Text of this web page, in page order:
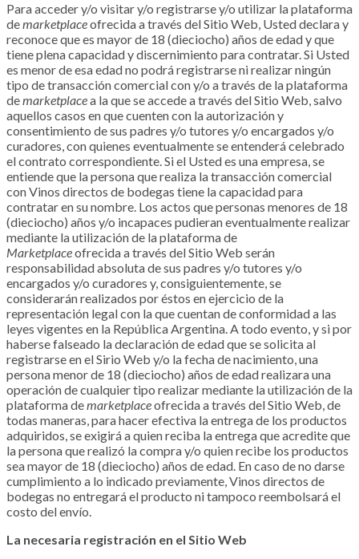
Para acceder y/o visitar y/o registrarse y/o utilizar la plataforma
demarketplaceofrecida a través del Sitio Web, Usted declara y
reconoce que es mayor de 18 (dieciocho) años de edad y que
tiene plena capacidad y discernimiento para contratar. Si Usted
es menor de esa edad no podrá registrarse ni realizar ningún
tipo de transacción comercial con y/o a través de la plataforma
demarketplacea la que se accede a través del Sitio Web, salvo
aquellos casos en que cuenten con la autorización y
consentimiento de sus padres y/o tutores y/o encargados y/o
curadores, con quienes eventualmente se entenderá celebrado
el contrato correspondiente. Si el Usted es una empresa, se
entiende que la persona que realiza la transacción comercial
conVinos directos de bodegas tiene la capacidad para
contratar en su nombre. Los actos que personas menores de 18
(dieciocho) años y/o incapaces pudieran eventualmente realizar
mediante la utilización de la plataforma de
Marketplaceofrecida a través del Sitio Web serán
responsabilidad absoluta de sus padres y/o tutores y/o
encargados y/o curadores y, consiguientemente, se
considerarán realizados por éstos en ejercicio de la
representación legal con la que cuentan de conformidad a las
leyes vigentes en la República Argentina. A todo evento, y si por
haberse falseado la declaración de edad que se solicita al
registrarse en el Sirio Web y/o la fecha de nacimiento, una
persona menor de 18 (dieciocho) años de edad realizara una
operación de cualquier tipo realizar mediante la utilización de la
plataforma demarketplaceofrecida a través del Sitio Web, de
todas maneras, para hacer efectiva la entrega de los productos
adquiridos, se exigirá a quien reciba la entrega que acredite que
la persona que realizó la compra y/o quien recibe los productos
sea mayor de 18 (dieciocho) años de edad. En caso de no darse
cumplimiento a lo indicado previamente,Vinos directos de
bodegas no entregará el producto ni tampoco reembolsará el
costo del envío.
La necesaria registración en el Sitio Web